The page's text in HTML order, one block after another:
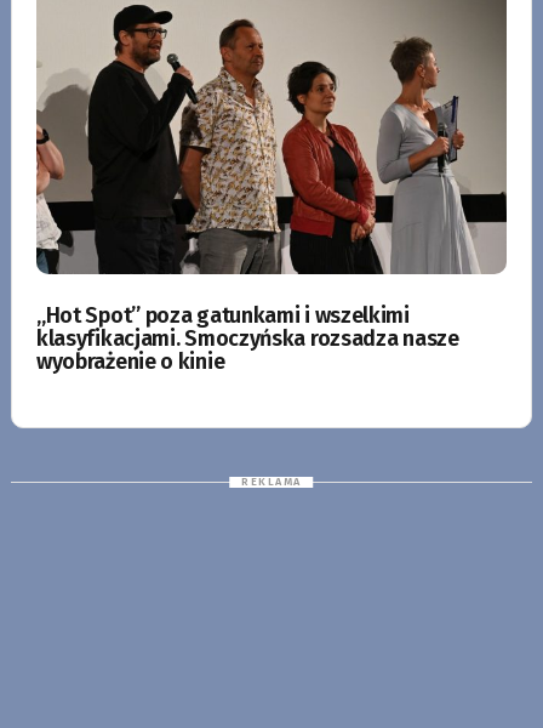
„Hot Spot” poza gatunkami i wszelkimi
klasyfikacjami. Smoczyńska rozsadza nasze
wyobrażenie o kinie